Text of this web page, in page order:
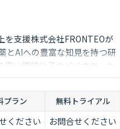
を支援株式会社FRONTEOが
とAIへの豊富な知見を持つ研
い標的分子やバイオマーカ
ビデンスに基づく仮説を生
プラン 無料トライアル
ください お問合せください